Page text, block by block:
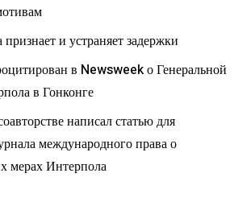
и устраняет задержки
в Newsweek о Генеральной
в Гонконге
написал статью для
международного права о
мерах Интерпола